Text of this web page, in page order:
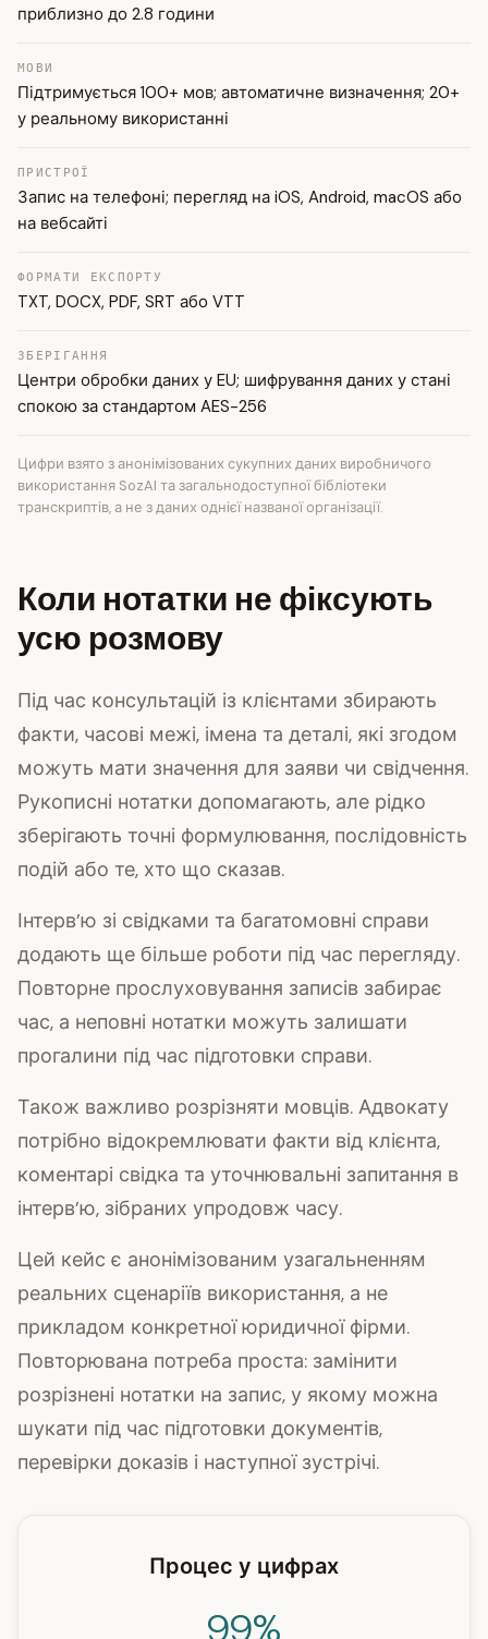
приблизно до 2.8 години
МОВИ
Підтримується 100+ мов; автоматичне визначення; 20+
у реальному використанні
ПРИСТРОЇ
Запис на телефоні; перегляд на iOS, Android, macOS або
на вебсайті
ФОРМАТИ ЕКСПОРТУ
TXT, DOCX, PDF, SRT або VTT
ЗБЕРІГАННЯ
Центри обробки даних у EU; шифрування даних у стані
спокою за стандартом AES-256
Цифри взято з анонімізованих сукупних даних виробничого
використання SozAI та загальнодоступної бібліотеки
транскриптів, а не з даних однієї названої організації.
Коли нотатки не фіксують
усю розмову
Під час консультацій із клієнтами збирають
факти, часові межі, імена та деталі, які згодом
можуть мати значення для заяви чи свідчення.
Рукописні нотатки допомагають, але рідко
зберігають точні формулювання, послідовність
подій або те, хто що сказав.
Інтерв’ю зі свідками та багатомовні справи
додають ще більше роботи під час перегляду.
Повторне прослуховування записів забирає
час, а неповні нотатки можуть залишати
прогалини під час підготовки справи.
Також важливо розрізняти мовців. Адвокату
потрібно відокремлювати факти від клієнта,
коментарі свідка та уточнювальні запитання в
інтерв’ю, зібраних упродовж часу.
Цей кейс є анонімізованим узагальненням
реальних сценаріїв використання, а не
прикладом конкретної юридичної фірми.
Повторювана потреба проста: замінити
розрізнені нотатки на запис, у якому можна
шукати під час підготовки документів,
перевірки доказів і наступної зустрічі.
Процес у цифрах
99%